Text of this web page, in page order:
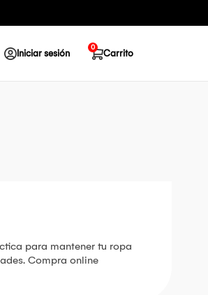
Iniciar sesión Carrito
0
para mantener tu ropa
Compra online